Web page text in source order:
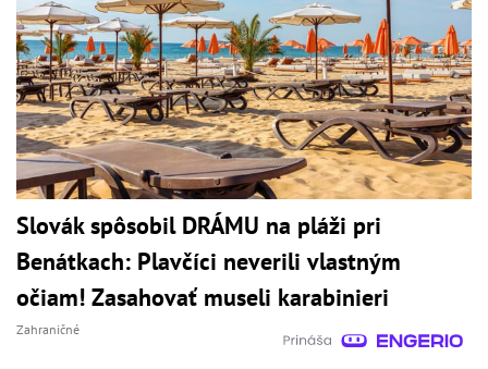
Slovák spôsobil DRÁMU na pláži pri
Benátkach: Plavčíci neverili vlastným
očiam! Zasahovať museli karabinieri
Zahraničné